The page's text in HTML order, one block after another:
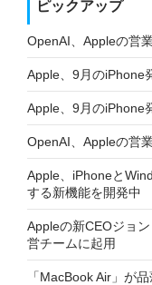
ピックアップ
OpenAI、Appleの営
Apple、9月のiPhone
Apple、9月のiPhone
OpenAI、Appleの営
Apple、iPhoneと
する新機能を開発中
Appleの新CEOジョ
営チームに起用
「MacBook Air」が